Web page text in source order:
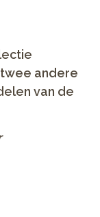
andere
van de